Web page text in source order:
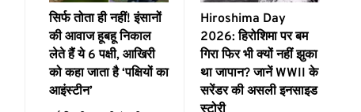
सिर्फ तोता ही नहीं! इंसानों
की आवाज हूबहू निकाल
लेते हैं ये 6 पक्षी, आखिरी
को कहा जाता है ‘पक्षियों का
आइंस्टीन’
Hiroshima Day
2026: हिरोशिमा पर बम
गिरा फिर भी क्यों नहीं झुका
था जापान? जानें WWII के
सरेंडर की असली इनसाइड